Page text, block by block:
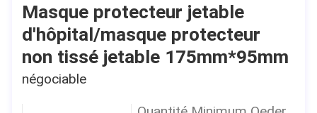
Caractéristique:
Protecteur
Application:
Habillage de visage
Masque protecteur jetable
d'hôpital/masque protecteur
non tissé jetable 175mm*95mm
négociable